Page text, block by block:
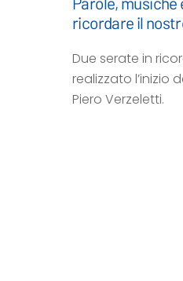
ricordare il
Due serate in
realizzato l’inizio
Piero Verzeletti.